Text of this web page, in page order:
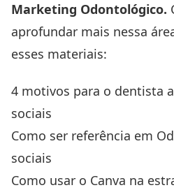
Marketing Odontológico.
aprofundar mais nessa
esses materiais:
4 motivos para o dentista
sociais
Como ser referência em
sociais
Como usar o Canva na